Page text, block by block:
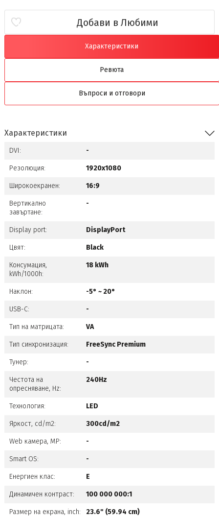
Добави в Любими
Характеристики
Ревюта
Въпроси и отговори
Характеристики
DVI: -
Резолюция: 1920x1080
Широкоекранен: 16:9
Вертикално
завъртане:
-
Display port: DisplayPort
Цвят: Black
Консумация,
kWh/1000h:
18 kWh
Наклон: -5° ~ 20°
USB-C: -
Тип на матрицата: VA
Тип синхронизация: FreeSync Premium
Тунер: -
Честота на
опресняване, Hz:
240Hz
Технология: LED
Яркост, cd/m2: 300cd/m2
Web камера, MP: -
Smart OS: -
Енергиен клас: Е
Динамичен контраст: 100 000 000:1
Размер на екрана, inch: 23.6" (59.94 cm)